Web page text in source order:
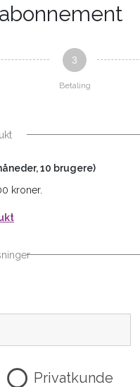
3
Betaling
10 brugere)
kroner.
Privatkunde